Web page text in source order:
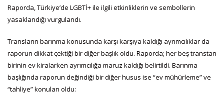
Raporda, Türkiye’de LGBTİ+ ile ilgili etkinliklerin ve sembollerin
yasaklandığı vurgulandı.
Transların barınma konusunda karşı karşıya kaldığı ayrımcılıklar da
raporun dikkat çektiği bir diğer başlık oldu. Raporda; her beş transtan
birinin ev kiralarken ayrımcılığa maruz kaldığı belirtildi. Barınma
başlığında raporun değindiği bir diğer husus ise “ev mühürleme” ve
“tahliye” konuları oldu: